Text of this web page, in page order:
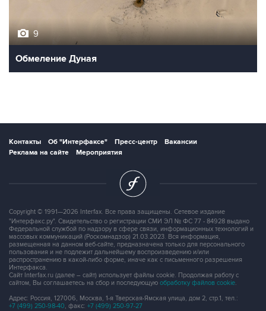
9
Обмеление Дуная
Контакты Об "Интерфаксе" Пресс-центр
Вакансии
Реклама на сайте
Мероприятия
Copyright © 1991—2026 Interfax. Все права защищены. Сетевое издание
"Интерфакс.ру". Свидетельство о регистрации СМИ ЭЛ № ФС 77 - 84928 выдано
Федеральной службой по надзору в сфере связи, информационных технологий и
массовых коммуникаций (Роскомнадзор) 21.03.2023. Вся информация,
размещенная на данном веб-сайте, предназначена только для персонального
пользования и не подлежит дальнейшему воспроизведению и/или
распространению в какой-либо форме, иначе как с письменного разрешения
Интерфакса.
Сайт Interfax.ru (далее – сайт) использует файлы cookie. Продолжая работу с
сайтом, Вы соглашаетесь на сбор и последующую обработку файлов cookie.
Адрес: Россия, 127006, Москва, 1-я Тверская-Ямская улица, дом 2, стр.1, тел.:
+7 (499) 250-98-40, факс: +7 (499) 250-97-27